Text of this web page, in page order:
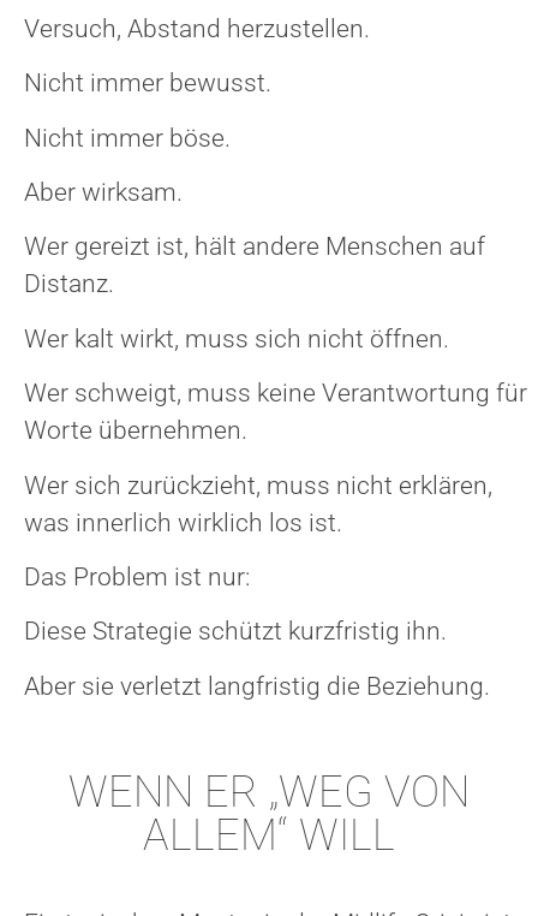
Versuch, Abstand herzustellen.
Nicht immer bewusst.
Nicht immer böse.
Aber wirksam.
Wer gereizt ist, hält andere Menschen auf
Distanz.
Wer kalt wirkt, muss sich nicht öffnen.
Wer schweigt, muss keine Verantwortung für
Worte übernehmen.
Wer sich zurückzieht, muss nicht erklären,
was innerlich wirklich los ist.
Das Problem ist nur:
Diese Strategie schützt kurzfristig ihn.
Aber sie verletzt langfristig die Beziehung.
WENN ER „WEG VON
ALLEM“ WILL